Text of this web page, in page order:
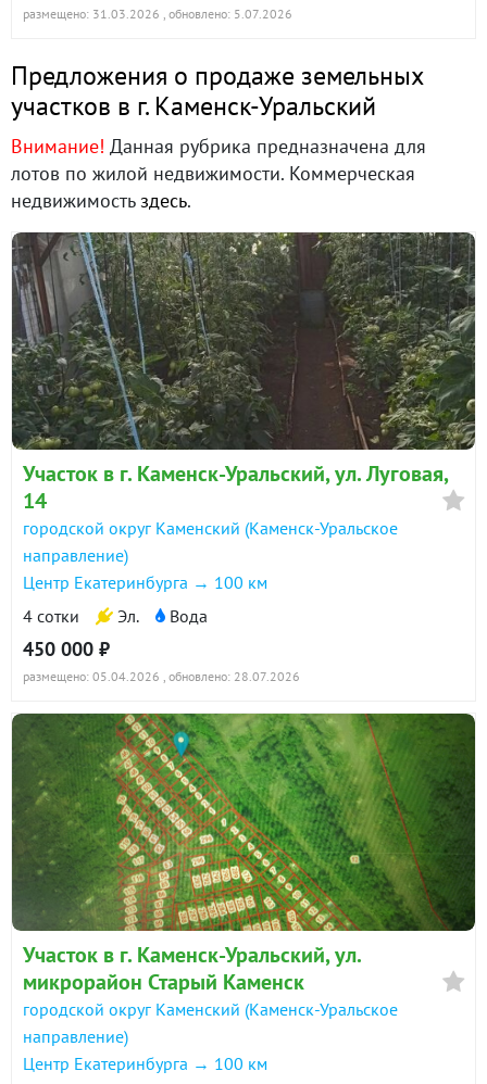
размещено: 31.03.2026 , обновлено: 5.07.2026
Предложения о продаже земельных
участков в г. Каменск-Уральский
Внимание! Данная рубрика предназначена для
лотов по жилой недвижимости. Коммерческая
недвижимостьздесь.
Участок в г. Каменск-Уральский, ул. Луговая,
14
городской округ Каменский (Каменск-Уральское
направление)
Центр Екатеринбурга → 100 км
4 сотки
Эл. Вода
450 000 ₽
размещено: 05.04.2026 , обновлено: 28.07.2026
Участок в г. Каменск-Уральский, ул.
микрорайон Старый Каменск
городской округ Каменский (Каменск-Уральское
направление)
Центр Екатеринбурга → 100 км